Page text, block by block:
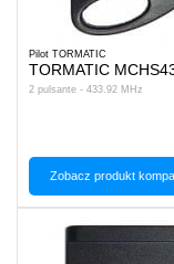
Pilot TORMATIC
TORMATIC
2 pulsante - 433.92 MHz
Zobacz produkt